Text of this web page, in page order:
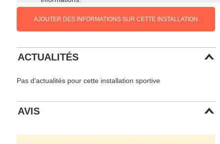
AJOUTER DES INFORMATIONS SUR CETTE INSTALLATION
ACTUALITÉS
Pas d'actualités pour cette installation sportive
AVIS